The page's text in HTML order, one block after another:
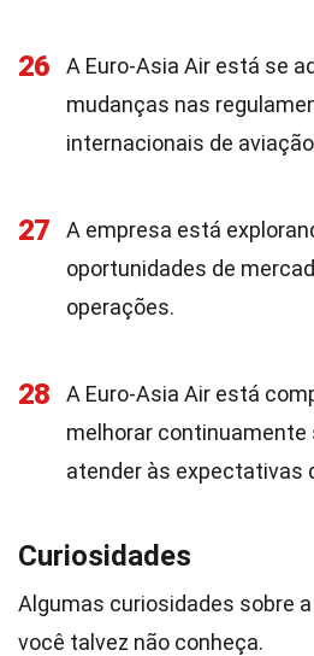
26
A Euro-Asia Air está se
mudanças nas
internacionais de
27
A empresa está
oportunidades de
operações.
28
A Euro-Asia Air está
melhorar continuamente
atender às expectativas
Curiosidades
Algumas curiosidades sobre
você talvez não conheça.